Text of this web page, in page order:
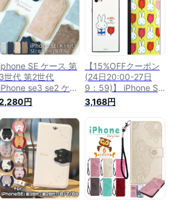
iphone SE ケース 第
3世代 第2世代
iPhone se3 se2 ケー
iphonese2ケース
iphone7
iphone SE ケース
se2 iphone 8 アイフ
ォン8 カバー 6s ア
イフォン7 手帳型 ス
マホケース ストラッ
プ付き iphoneケース
円
【15%OFFクーポン
(24日20:00-27日
9：59)】 iPhone SE
ケース 第2世代 SE2
iPhone8 iPhone7 ミ
ッフィー スクエア
ガラスケース チュー
リップ かわいい 白
黄色 キャラクター
グッズ カバー アイ
フォン アイホン |
iphoneケース スマホ
ケース
3,168円